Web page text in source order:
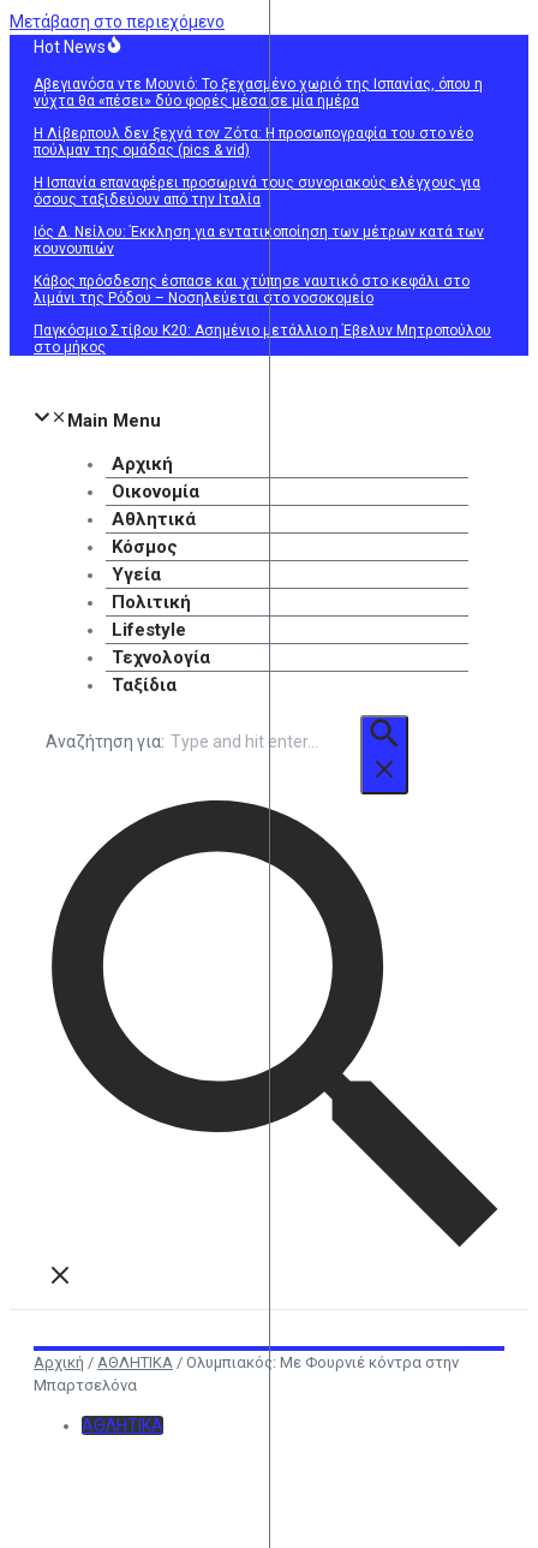
Μετάβαση στο περιεχόμενο
Hot News
Αβεγιανόσα ντε Μουνιό: Το ξεχασμένο χωριό της Ισπανίας, όπου η
νύχτα θα «πέσει» δύο φορές μέσα σε μία ημέρα
Η Λίβερπουλ δεν ξεχνά τον Ζότα: Η προσωπογραφία του στο νέο
πούλμαν της ομάδας (pics & vid)
Η Ισπανία επαναφέρει προσωρινά τους συνοριακούς ελέγχους για
όσους ταξιδεύουν από την Ιταλία
Ιός Δ. Νείλου: Έκκληση για εντατικοποίηση των μέτρων κατά των
κουνουπιών
Κάβος πρόσδεσης έσπασε και χτύπησε ναυτικό στο κεφάλι στο
λιμάνι της Ρόδου – Νοσηλεύεται στο νοσοκομείο
Παγκόσμιο Στίβου Κ20: Ασημένιο μετάλλιο η Έβελυν Μητροπούλου
στο μήκος
Main Menu
Αρχική
Οικονομία
Αθλητικά
Κόσμος
Υγεία
Πολιτική
Lifestyle
Τεχνολογία
Ταξίδια
Αναζήτηση για:
Αρχική / ΑΘΛΗΤΙΚΑ / Ολυμπιακός: Με Φουρνιέ κόντρα στην
Μπαρτσελόνα
ΑΘΛΗΤΙΚΑ